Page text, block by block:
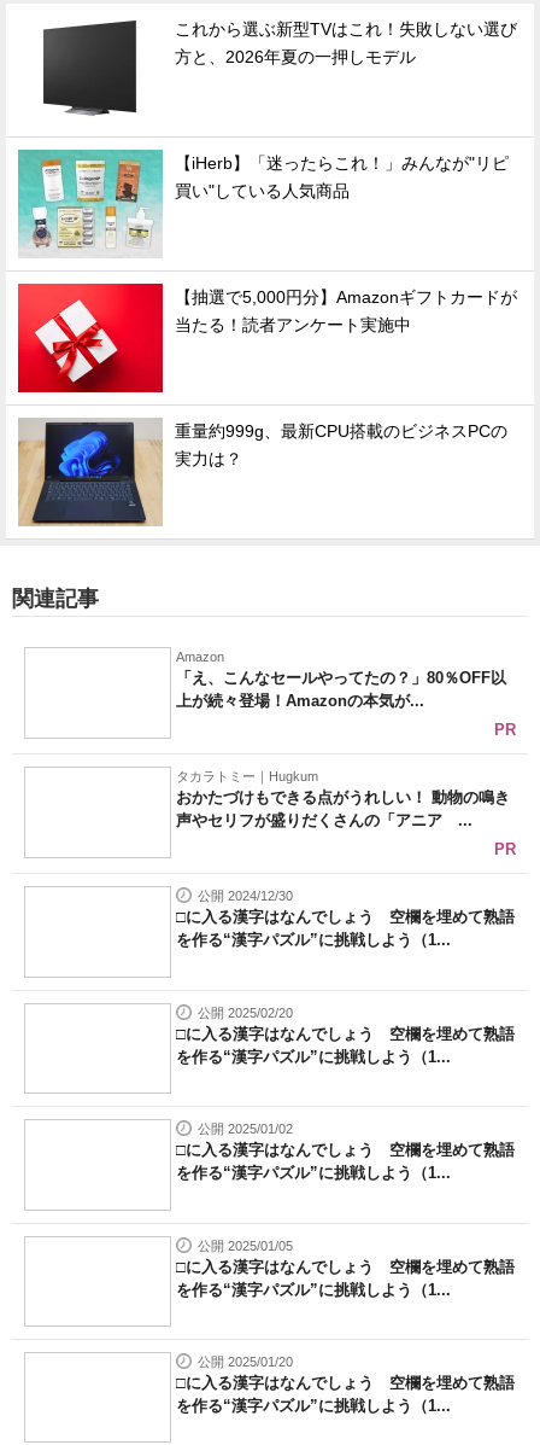
これから選ぶ新型TVはこれ！失敗しない選び
方と、2026年夏の一押しモデル
【iHerb】「迷ったらこれ！」みんなが"リピ
買い"している人気商品
【抽選で5,000円分】Amazonギフトカードが
当たる！読者アンケート実施中
重量約999g、最新CPU搭載のビジネスPCの
実力は？
関連記事
Amazon
「え、こんなセールやってたの？」80％OFF以
上が続々登場！Amazonの本気が...
PR
タカラトミー｜Hugkum
おかたづけもできる点がうれしい！ 動物の鳴き
声やセリフが盛りだくさんの「アニア ...
PR
公開 2024/12/30
□に入る漢字はなんでしょう 空欄を埋めて熟語
を作る“漢字パズル”に挑戦しよう（1...
公開 2025/02/20
□に入る漢字はなんでしょう 空欄を埋めて熟語
を作る“漢字パズル”に挑戦しよう（1...
公開 2025/01/02
□に入る漢字はなんでしょう 空欄を埋めて熟語
を作る“漢字パズル”に挑戦しよう（1...
公開 2025/01/05
□に入る漢字はなんでしょう 空欄を埋めて熟語
を作る“漢字パズル”に挑戦しよう（1...
公開 2025/01/20
□に入る漢字はなんでしょう 空欄を埋めて熟語
を作る“漢字パズル”に挑戦しよう（1...